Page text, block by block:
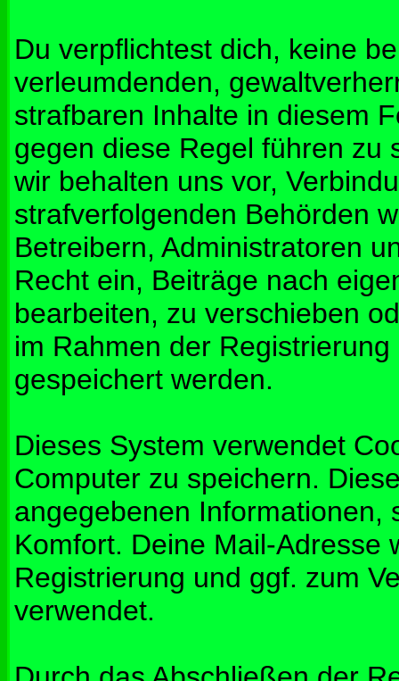
Du verpflichtest dich, keine
verleumdenden,
strafbaren Inhalte in diesem
gegen diese Regel führen zu
wir behalten uns vor,
strafverfolgenden Behörden
Betreibern, Administratoren
Recht ein, Beiträge nach
bearbeiten, zu verschieben
im Rahmen der
gespeichert werden.
Dieses System verwendet
Computer zu speichern.
angegebenen Informationen,
Komfort. Deine Mail-Adresse
Registrierung und ggf. zum
verwendet.